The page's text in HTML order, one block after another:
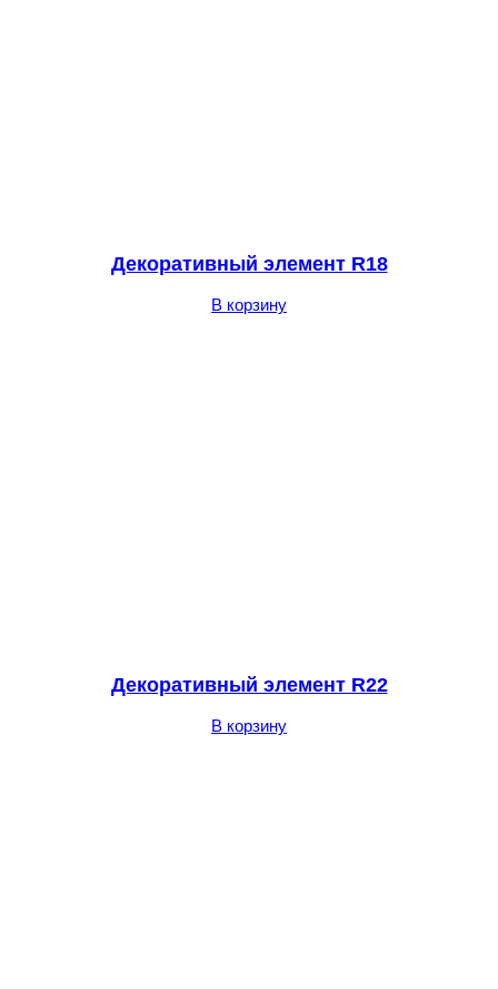
Декоративный элемент R18
В корзину
Декоративный элемент R22
В корзину